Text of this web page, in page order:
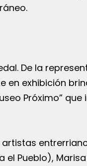
De la
en exhibición
Próximo”
Pueblo),